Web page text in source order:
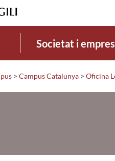
Societat i
> Campus Catalunya > Oficina